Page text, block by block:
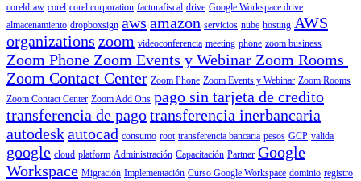
coreldraw corel corel corporation facturafiscal drive Google Workspace drive
almacenamiento dropboxsign aws amazon servicios nube hosting AWS
organizations zoom videoconferencia meeting phone zoom business
Zoom Phone Zoom Events y Webinar Zoom Rooms
Zoom Contact Center Zoom Phone Zoom Events y Webinar Zoom Rooms
Zoom Contact Center Zoom Add Ons pago sin tarjeta de credito
transferencia de pagotransferencia inerbancaria
autodeskautocad consumo root transferencia bancaria pesos GCP valida
google cloud platform Administración Capacitación Partner Google
Workspace Migración Implementación Curso Google Workspace dominio registro